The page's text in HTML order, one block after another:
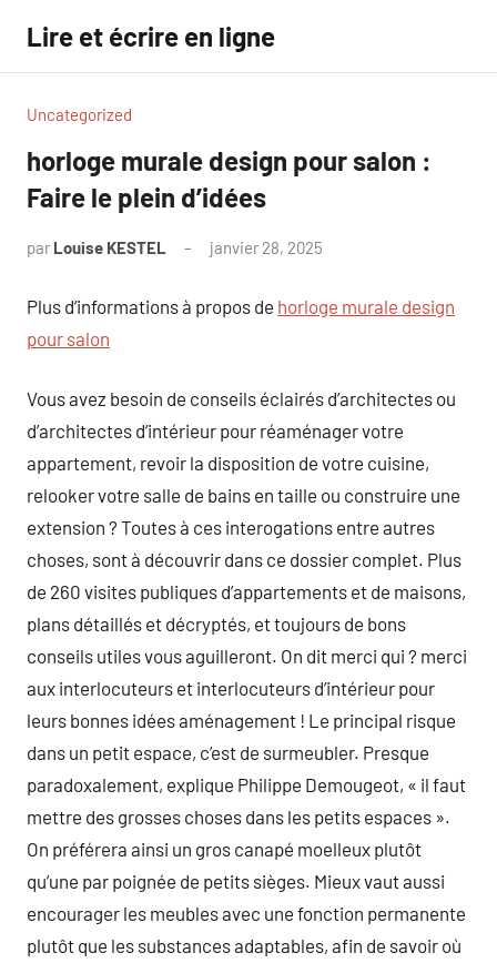
contenu
Lire et écrire en ligne
Uncategorized
horloge murale design pour salon :
Faire le plein d’idées
par Louise KESTEL janvier 28, 2025
Plus d’informations à propos de horloge murale design
pour salon
Vous avez besoin de conseils éclairés d’architectes ou
d’architectes d’intérieur pour réaménager votre
appartement, revoir la disposition de votre cuisine,
relooker votre salle de bains en taille ou construire une
extension ? Toutes à ces interogations entre autres
choses, sont à découvrir dans ce dossier complet. Plus
de 260 visites publiques d’appartements et de maisons,
plans détaillés et décryptés, et toujours de bons
conseils utiles vous aguilleront. On dit merci qui ? merci
aux interlocuteurs et interlocuteurs d’intérieur pour
leurs bonnes idées aménagement ! Le principal risque
dans un petit espace, c’est de surmeubler. Presque
paradoxalement, explique Philippe Demougeot, « il faut
mettre des grosses choses dans les petits espaces ».
On préférera ainsi un gros canapé moelleux plutôt
qu’une par poignée de petits sièges. Mieux vaut aussi
encourager les meubles avec une fonction permanente
plutôt que les substances adaptables, afin de savoir où